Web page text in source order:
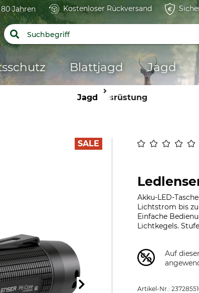
Jahren Kostenloser Rückversand
Blattjagd Jagd
Jagd Ausrüstung
SALE
Akku-LED-
Lichtstrom bis
Einfache
Lichtkegels.
Auf
Artikel-Nr.: